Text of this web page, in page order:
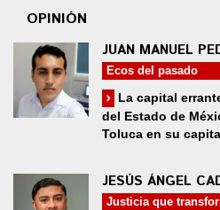
OPINIÓN
JUAN MANUEL
Ecos del pasado
La capital
del Estado de
Toluca en su
JESÚS ÁNGEL
Justicia que